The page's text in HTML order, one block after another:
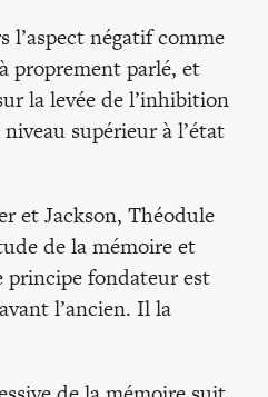
l’aspect négatif comme
proprement parlé, et
la levée de l’inhibition
supérieur à l’état
et Jackson, Théodule
de la mémoire et
principe fondateur est
l’ancien. Il la